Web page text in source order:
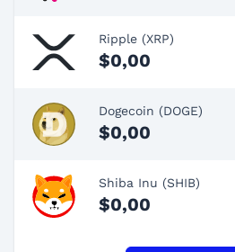
Ripple (XRP)
$0,00
Dogecoin (DOGE)
$0,00
Shiba Inu (SHIB)
$0,00